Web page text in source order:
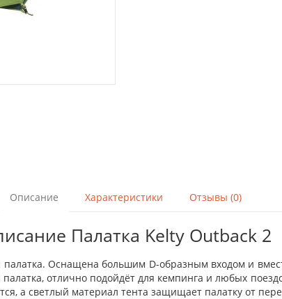
Описание Характеристики Отзывы (0)
Палатка Kelty Outback 2
Оснащена большим D-образным входом и
отлично подойдёт для кемпинга и любых
а светлый материал тента защищает палатку от